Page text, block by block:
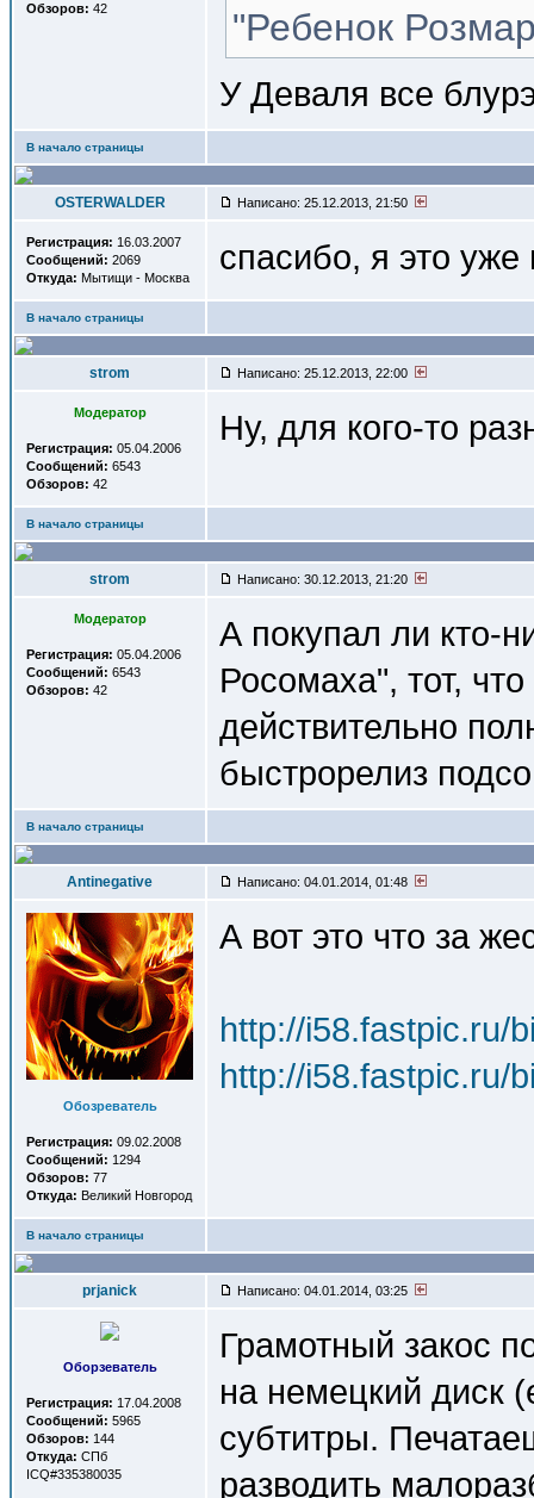
Обзоров: 42 "Ребенок
У Деваля все
В начало страницы
OSTERWALDER Написано: 25.12.2013, 21:50
Регистрация: 16.03.2007
Сообщений: 2069
Откуда: Мытищи - Москва
спасибо, я это
В начало страницы
strom Написано: 25.12.2013, 22:00
Модератор
Регистрация: 05.04.2006
Сообщений: 6543
Обзоров: 42
Ну, для кого-то
В начало страницы
strom Написано: 30.12.2013, 21:20
Модератор
Регистрация: 05.04.2006
Сообщений: 6543
Обзоров: 42
А покупал ли кто-
Росомаха", тот,
действительно
быстрорелиз
В начало страницы
Antinegative Написано: 04.01.2014, 01:48
Обозреватель
Регистрация: 09.02.2008
Сообщений: 1294
Обзоров: 77
Откуда: Великий Новгород
А вот это что за
http://i58.fastpic.ru/
http://i58.fastpic.ru/
В начало страницы
prjanick Написано: 04.01.2014, 03:25
Оборзеватель
Регистрация: 17.04.2008
Сообщений: 5965
Обзоров: 144
Откуда: СПб
ICQ#335380035
Грамотный закос
на немецкий диск
субтитры.
разводить